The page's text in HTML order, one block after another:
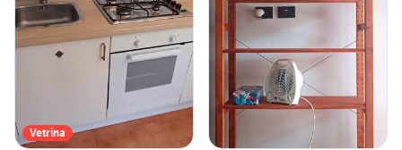
Vetrina